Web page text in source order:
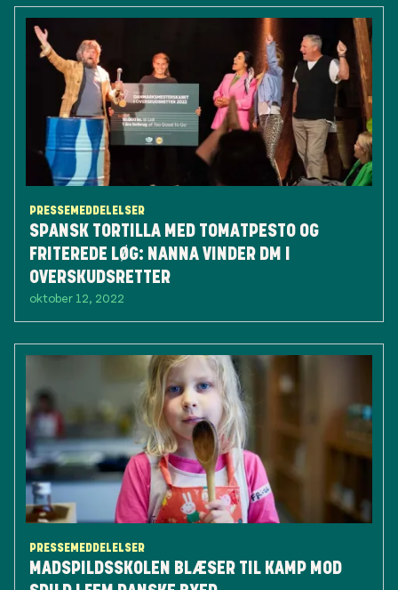
PRESSEMEDDELELSER
SPANSK TORTILLA MED TOMATPESTO OG
FRITEREDE LØG: NANNA VINDER DM I
OVERSKUDSRETTER
oktober 12, 2022
PRESSEMEDDELELSER
MADSPILDSSKOLEN BLÆSER TIL KAMP MOD